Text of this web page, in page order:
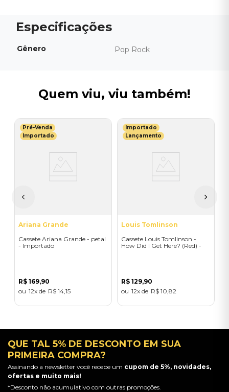
Gênero Pop Rock
Quem viu, viu também!
Pré-Venda
Importado
Ariana Grande
Cassete Ariana Grande - petal
- Importado
R$ 169,90
12
R$ 14 15
Importado
Lançamento
Louis Tomlinson
Cassete Louis Tomlinson -
How Did I Get Here? (Red) -
R$ 129,90
12
R$ 10 82
QUE TAL 5% DE DESCONTO EM SUA
PRIMEIRA COMPRA?
Assinando a newsletter você recebe um cupom de 5%, novidades,
ofertas e muito mais!
*Desconto não acumulativo com outras promoções.